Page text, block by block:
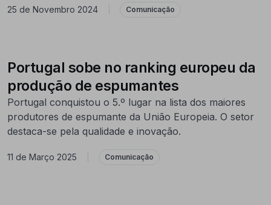
25 de Novembro 2024 Comunicação
Portugal sobe no ranking europeu da
produção de espumantes
Portugal conquistou o 5.º lugar na lista dos maiores
produtores de espumante da União Europeia. O setor
destaca-se pela qualidade e inovação.
11 de Março 2025 Comunicação